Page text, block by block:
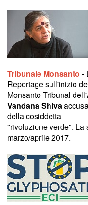
Tribunale Monsanto -
Reportage sull'inizio
Monsanto Tribunal
Vandana Shiva
della cosiddetta
"rivoluzione verde". La
marzo/aprile 2017.